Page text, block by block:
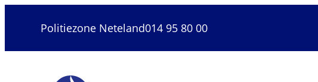
Politiezone Neteland014 95 80 00